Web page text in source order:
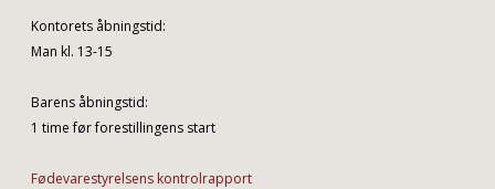
Kontorets åbningstid:
Man kl. 13-15
Barens åbningstid:
1 time før forestillingens start
Fødevarestyrelsens kontrolrapport